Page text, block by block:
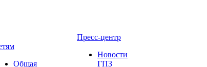
Общая
Пресс-центр
Новости
ГПЗ